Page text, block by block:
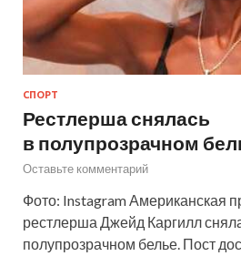
СПОРТ
Рестлерша снялась
в полупрозрачном
Оставьте комментарий
Фото: Instagram Американская
рестлерша Джейд Каргилл
полупрозрачном белье. Пост